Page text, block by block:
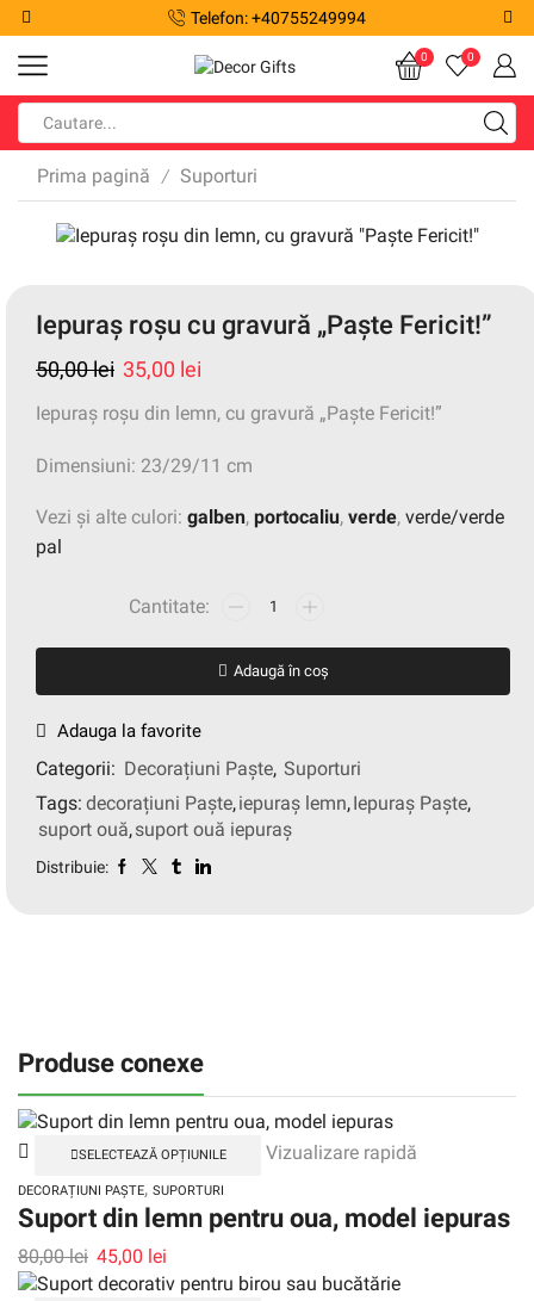
Telefon: +40755249994
0 0
Prima pagină / Suporturi
Iepuraș roșu cu gravură „Paște Fericit!”
50,00lei 35,00 lei
Iepuraș roșu din lemn, cu gravură „Paște Fericit!”
Dimensiuni: 23/29/11 cm
Vezi și alte culori: galben, portocaliu, verde, verde/verde
pal
Adaugă în coș
Adauga la favorite
Categorii: Decorațiuni Paște, Suporturi
Tags: decorațiuni Paște,iepuraș lemn,Iepuraș Paște,
suport ouă,suport ouă iepuraș
Distribuie:
Produse conexe
SELECTEAZĂ OPȚIUNILE Vizualizare rapidă
DECORAȚIUNI PAȘTE, SUPORTURI
Suport din lemn pentru oua, model iepuras
80,00lei 45,00 lei